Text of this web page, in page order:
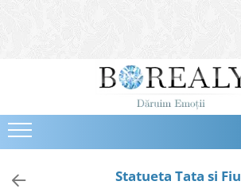
Bijuterii
Cercei
Bratari
Coliere
Statueta Tata si Fiu